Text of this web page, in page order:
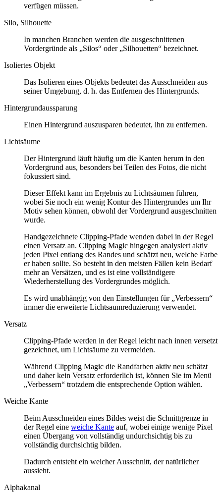
verfügen müssen.
Silo, Silhouette
In manchen Branchen werden die ausgeschnittenen
Vordergründe als „Silos“ oder „Silhouetten“ bezeichnet.
Isoliertes Objekt
Das Isolieren eines Objekts bedeutet das Ausschneiden aus
seiner Umgebung, d. h. das Entfernen des Hintergrunds.
Hintergrundaussparung
Einen Hintergrund auszusparen bedeutet, ihn zu entfernen.
Lichtsäume
Der Hintergrund läuft häufig um die Kanten herum in den
Vordergrund aus, besonders bei Teilen des Fotos, die nicht
fokussiert sind.
Dieser Effekt kann im Ergebnis zu Lichtsäumen führen,
wobei Sie noch ein wenig Kontur des Hintergrundes um Ihr
Motiv sehen können, obwohl der Vordergrund ausgeschnitten
wurde.
Handgezeichnete Clipping-Pfade wenden dabei in der Regel
einen Versatz an. Clipping Magic hingegen analysiert aktiv
jeden Pixel entlang des Randes und schätzt neu, welche Farbe
er haben sollte. So besteht in den meisten Fällen kein Bedarf
mehr an Versätzen, und es ist eine vollständigere
Wiederherstellung des Vordergrundes möglich.
Es wird unabhängig von den Einstellungen für „Verbessern“
immer die erweiterte Lichtsaumreduzierung verwendet.
Versatz
Clipping-Pfade werden in der Regel leicht nach innen versetzt
gezeichnet, um Lichtsäume zu vermeiden.
Während Clipping Magic die Randfarben aktiv neu schätzt
und daher kein Versatz erforderlich ist, können Sie im Menü
„Verbessern“ trotzdem die entsprechende Option wählen.
Weiche Kante
Beim Ausschneiden eines Bildes weist die Schnittgrenze in
der Regel eine weiche Kante auf, wobei einige wenige Pixel
einen Übergang von vollständig undurchsichtig bis zu
vollständig durchsichtig bilden.
Dadurch entsteht ein weicher Ausschnitt, der natürlicher
aussieht.
Alphakanal